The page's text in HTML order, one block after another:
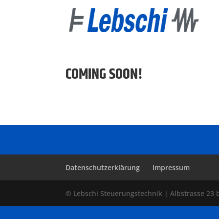
COMING SOON!
Datenschutzerklärung Impressum
© Lebschi Steuerungstechnik | Albstrasse 23